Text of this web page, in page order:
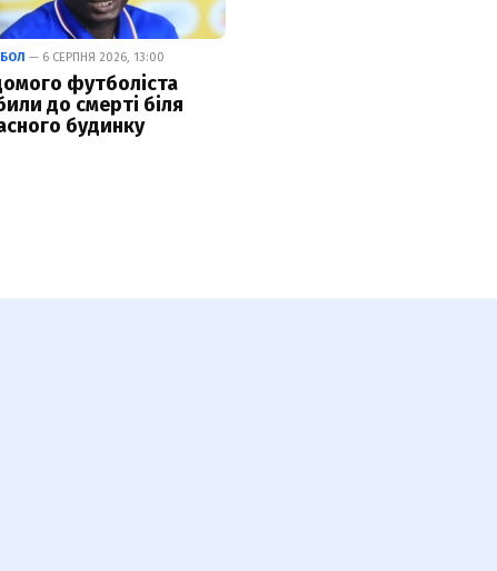
— 6 СЕРПНЯ 2026, 13:00
футболіста
до смерті біля
будинку